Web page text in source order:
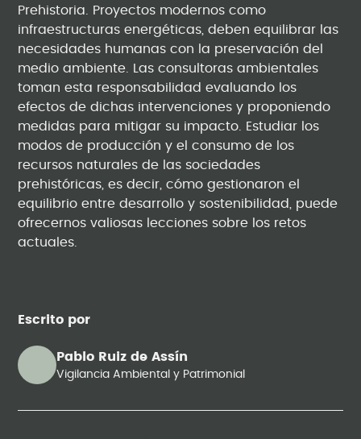
Escrito por
Pablo Ruiz de Assín
Vigilancia Ambiental y Patrimonial
Prehistoria. Proyectos modernos como
infraestructuras energéticas, deben equilibrar las
necesidades humanas con la preservación del
medio ambiente. Las consultoras ambientales
toman esta responsabilidad evaluando los
efectos de dichas intervenciones y proponiendo
medidas para mitigar su impacto. Estudiar los
modos de producción y el consumo de los
recursos naturales de las sociedades
prehistóricas, es decir, cómo gestionaron el
equilibrio entre desarrollo y sostenibilidad, puede
ofrecernos valiosas lecciones sobre los retos
actuales.